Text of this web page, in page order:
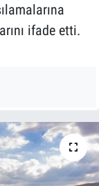
ifade etti.